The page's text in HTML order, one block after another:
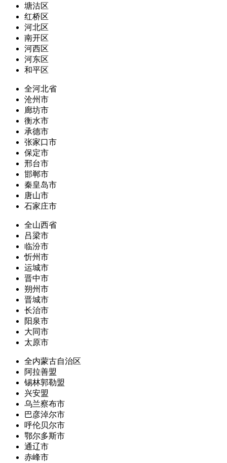
塘沽区
红桥区
河北区
南开区
河西区
河东区
和平区
全河北省
沧州市
廊坊市
衡水市
承德市
张家口市
保定市
邢台市
邯郸市
秦皇岛市
唐山市
石家庄市
全山西省
吕梁市
临汾市
忻州市
运城市
晋中市
朔州市
晋城市
长治市
阳泉市
大同市
太原市
全内蒙古自治区
阿拉善盟
锡林郭勒盟
兴安盟
乌兰察布市
巴彦淖尔市
呼伦贝尔市
鄂尔多斯市
通辽市
赤峰市